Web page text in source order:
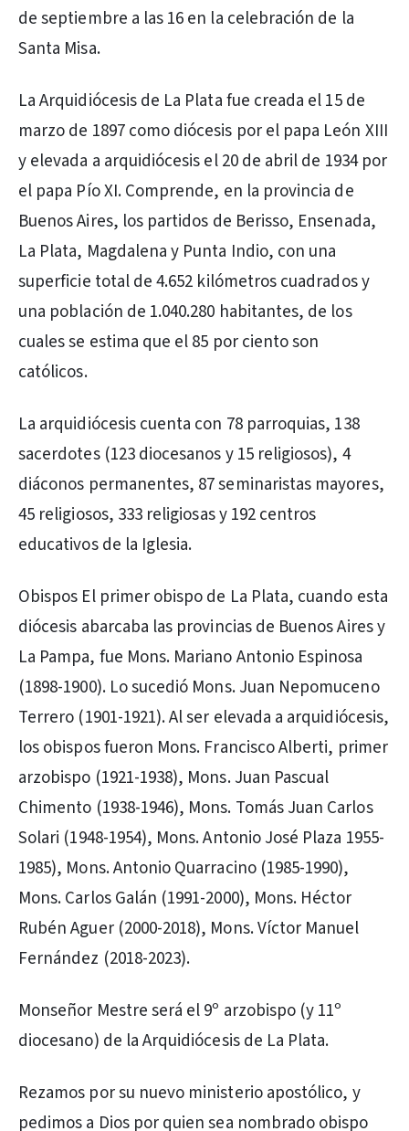
de septiembre a las 16 en la celebración de la
Santa Misa.
La Arquidiócesis de La Plata fue creada el 15 de
marzo de 1897 como diócesis por el papa León XIII
y elevada a arquidiócesis el 20 de abril de 1934 por
el papa Pío XI. Comprende, en la provincia de
Buenos Aires, los partidos de Berisso, Ensenada,
La Plata, Magdalena y Punta Indio, con una
superficie total de 4.652 kilómetros cuadrados y
una población de 1.040.280 habitantes, de los
cuales se estima que el 85 por ciento son
católicos.
La arquidiócesis cuenta con 78 parroquias, 138
sacerdotes (123 diocesanos y 15 religiosos), 4
diáconos permanentes, 87 seminaristas mayores,
45 religiosos, 333 religiosas y 192 centros
educativos de la Iglesia.
Obispos El primer obispo de La Plata, cuando esta
diócesis abarcaba las provincias de Buenos Aires y
La Pampa, fue Mons. Mariano Antonio Espinosa
(1898-1900). Lo sucedió Mons. Juan Nepomuceno
Terrero (1901-1921). Al ser elevada a arquidiócesis,
los obispos fueron Mons. Francisco Alberti, primer
arzobispo (1921-1938), Mons. Juan Pascual
Chimento (1938-1946), Mons. Tomás Juan Carlos
Solari (1948-1954), Mons. Antonio José Plaza 1955-
1985), Mons. Antonio Quarracino (1985-1990),
Mons. Carlos Galán (1991-2000), Mons. Héctor
Rubén Aguer (2000-2018), Mons. Víctor Manuel
Fernández (2018-2023).
Monseñor Mestre será el 9º arzobispo (y 11º
diocesano) de la Arquidiócesis de La Plata.
Rezamos por su nuevo ministerio apostólico, y
pedimos a Dios por quien sea nombrado obispo